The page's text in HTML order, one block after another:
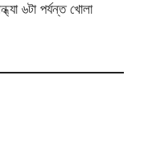
৬টা পর্যন্ত খোলা